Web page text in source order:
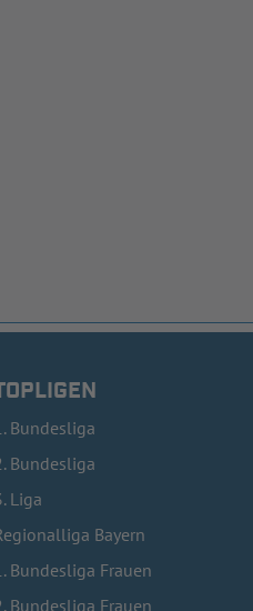
Bundesliga
Bundesliga
Liga
Bayern
Bundesliga Frauen
Bundesliga Frauen